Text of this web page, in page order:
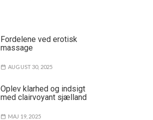
Fordelene ved erotisk
massage
AUGUST 30, 2025
Oplev klarhed og indsigt
med clairvoyant sjælland
MAJ 19, 2025